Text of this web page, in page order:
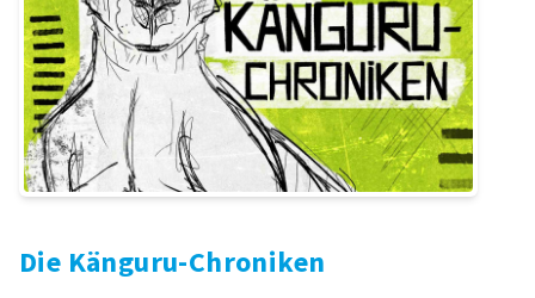
Die Känguru-Chroniken